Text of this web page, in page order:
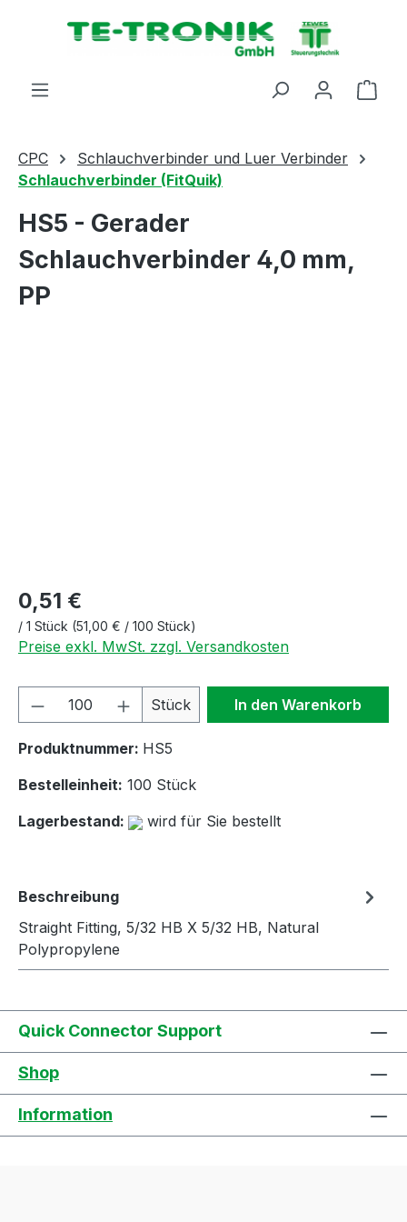
springen
CPC
Schlauchverbinder und Luer Verbinder
Schlauchverbinder (FitQuik)
HS5 - Gerader
Schlauchverbinder 4,0 mm,
PP
0,51 €
/ 1 Stück (51,00 € / 100 Stück)
Preise exkl. MwSt. zzgl. Versandkosten
Produkt Anzahl: Gib den
Stück In den Warenkorb
Produktnummer: HS5
Bestelleinheit: 100 Stück
Lagerbestand:
wird für Sie bestellt
Beschreibung
Straight Fitting, 5/32 HB X 5/32 HB, Natural
Polypropylene
Quick Connector Support
Shop
Information